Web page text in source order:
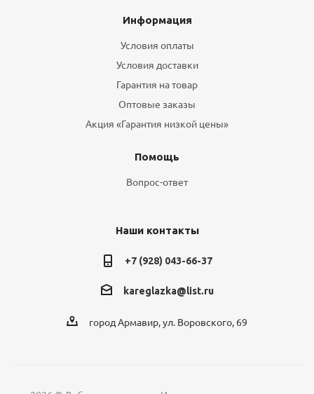
Информация
Условия оплаты
Условия доставки
Гарантия на товар
Оптовые заказы
Акция «Гарантия низкой цены»
Помощь
Вопрос-ответ
Наши контакты
+7 (928) 043-66-37
kareglazka@list.ru
город Армавир, ул. Воровского, 69